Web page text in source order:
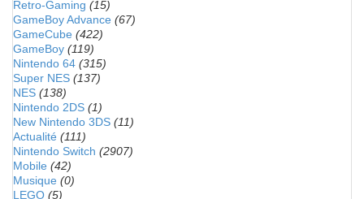
Retro-Gaming (15)
GameBoy Advance (67)
GameCube (422)
GameBoy (119)
Nintendo 64 (315)
Super NES (137)
NES (138)
Nintendo 2DS (1)
New Nintendo 3DS (11)
Actualité (111)
Nintendo Switch (2907)
Mobile (42)
Musique (0)
LEGO (5)